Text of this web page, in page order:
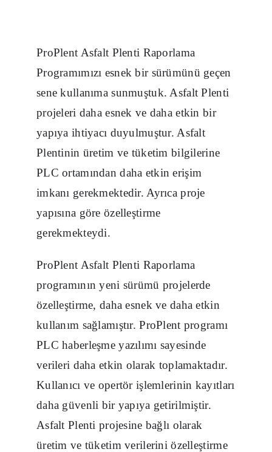
ProPlent Asfalt Plenti Raporlama
Programımızı esnek bir sürümünü geçen
sene kullanıma sunmuştuk. Asfalt Plenti
projeleri daha esnek ve daha etkin bir
yapıya ihtiyacı duyulmuştur. Asfalt
Plentinin üretim ve tüketim bilgilerine
PLC ortamından daha etkin erişim
imkanı gerekmektedir. Ayrıca proje
yapısına göre özelleştirme
gerekmekteydi.
ProPlent Asfalt Plenti Raporlama
programının yeni sürümü projelerde
özelleştirme, daha esnek ve daha etkin
kullanım sağlamıştır. ProPlent programı
PLC haberleşme yazılımı sayesinde
verileri daha etkin olarak toplamaktadır.
Kullanıcı ve opertör işlemlerinin kayıtları
daha güvenli bir yapıya getirilmiştir.
Asfalt Plenti projesine bağlı olarak
üretim ve tüketim verilerini özelleştirme